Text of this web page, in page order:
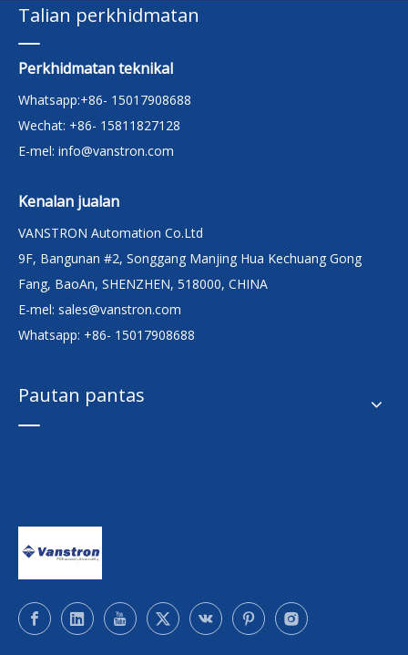
Talian perkhidmatan
Perkhidmatan teknikal
Whatsapp:+86- 15017908688
Wechat: +86- 15811827128
E-mel: info@vanstron.com
Kenalan jualan
VANSTRON Automation Co.Ltd
9F, Bangunan #2, Songgang Manjing Hua Kechuang Gong
Fang, BaoAn, SHENZHEN, 518000, CHINA
E-mel: sales@vanstron.com
Whatsapp: +86- 15017908688
Pautan pantas